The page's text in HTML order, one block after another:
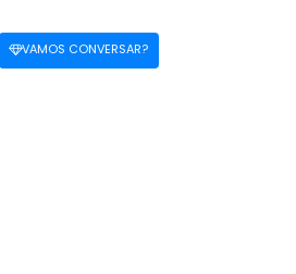
VAMOS CONVERSAR?